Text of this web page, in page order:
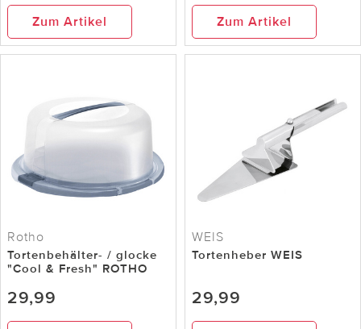
Zum Artikel Zum Artikel
Rotho
Tortenbehälter- / glocke
"Cool & Fresh" ROTHO
29,99
WEIS
Tortenheber WEIS
29,99